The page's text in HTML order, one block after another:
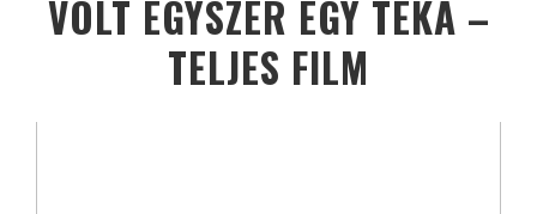
VOLT EGYSZER EGY TÉKA –
TELJES FILM